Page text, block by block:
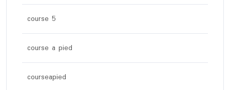
course 5
course a pied
courseapied